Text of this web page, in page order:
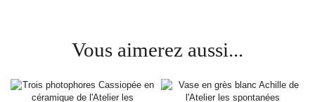
Vous aimerez aussi...